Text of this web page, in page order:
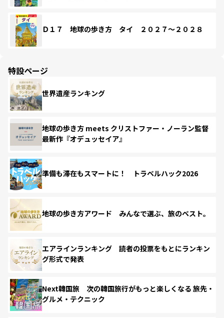
Ｄ１７ 地球の歩き方 タイ ２０２７～２０２８
特設ページ
世界遺産ランキング
地球の歩き方 meets クリストファー・ノーラン監督
最新作『オデュッセイア』
準備も滞在もスマートに！ トラベルハック2026
地球の歩き方アワード みんなで選ぶ、旅のベスト。
エアラインランキング 読者の投票をもとにランキン
グ形式で発表
Next韓国旅 次の韓国旅行がもっと楽しくなる 旅先・
グルメ・テクニック